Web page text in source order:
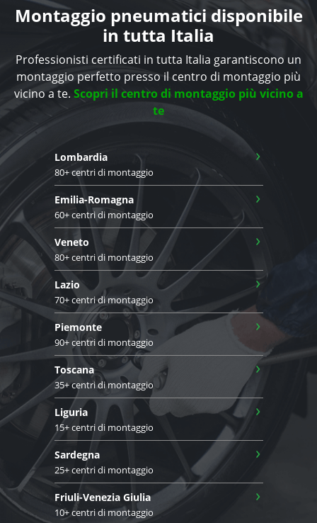
Montaggio pneumatici disponibile
in tutta Italia
Professionisti certificati in tutta Italia garantiscono un
montaggio perfetto presso il centro di montaggio più
vicino a te. Scopri il centro di montaggio più vicino a
te
Lombardia
80+ centri di montaggio
›
Emilia-Romagna
60+ centri di montaggio
›
Veneto
80+ centri di montaggio
›
Lazio
70+ centri di montaggio
›
Piemonte
90+ centri di montaggio
›
Toscana
35+ centri di montaggio
›
Liguria
15+ centri di montaggio
›
Sardegna
25+ centri di montaggio
›
Friuli-Venezia Giulia
10+ centri di montaggio
›